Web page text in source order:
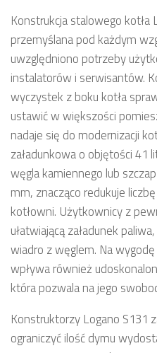
Konstrukcja stalowego kotła
przemyślana pod każdym
uwzględniono potrzeby
instalatorów i serwisantów.
wyczystek z boku kotła
ustawić w większości
nadaje się do modernizacji
załadunkowa o objętości 41
węgla kamiennego lub
mm, znacząco redukuje
kotłowni. Użytkownicy z
ułatwiającą załadunek
wiadro z węglem. Na
wpływa również
która pozwala na jego
Konstruktorzy Logano S131
ograniczyć ilość dymu